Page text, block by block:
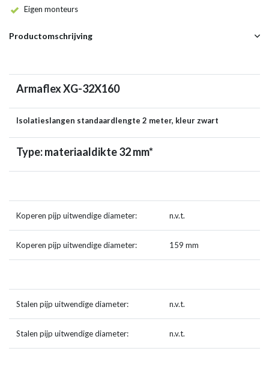
Eigen monteurs
Productomschrijving
Armaflex XG-32X160
Isolatieslangen standaardlengte 2 meter, kleur zwart
Type: materiaaldikte 32 mm*
Koperen pijp uitwendige diameter: n.v.t.
Koperen pijp uitwendige diameter: 159 mm
Stalen pijp uitwendige diameter: n.v.t.
Stalen pijp uitwendige diameter: n.v.t.